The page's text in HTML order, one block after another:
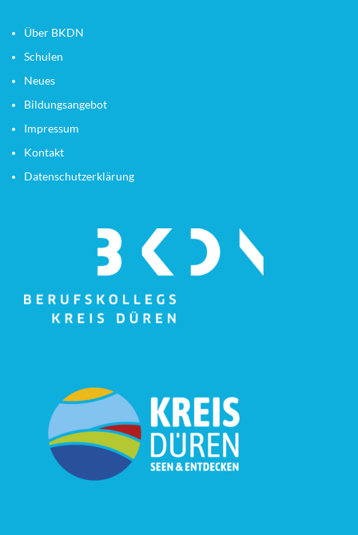
Über BKDN
Schulen
Neues
Bildungsangebot
Impressum
Kontakt
Datenschutzerklärung